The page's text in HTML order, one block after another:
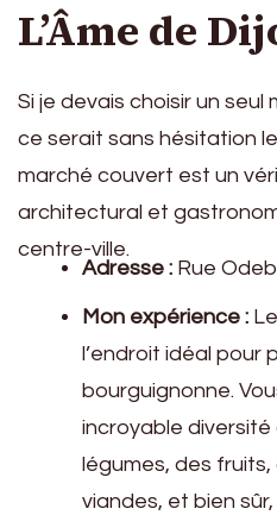
L’Âme de
Si je devais choisir un seul
ce serait sans hésitation le
marché couvert est un
architectural et
centre-ville.
Adresse : Rue
Mon expérience : Le
l’endroit idéal pour
bourguignonne.
incroyable diversité
légumes, des
viandes, et bien